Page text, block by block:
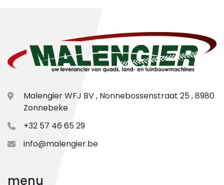
Malengier WFJ BV , Nonnebossenstraat 25 , 8980
Zonnebeke
+32 57 46 65 29
info@malengier.be
menu